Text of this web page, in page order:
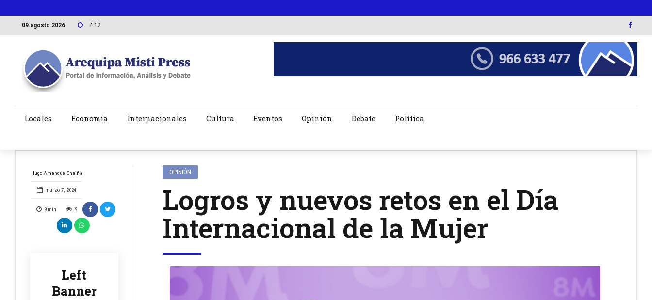
09.agosto 2026 4:12
Locales Economía Internacionales Cultura Eventos Opinión Debate Política
Hugo Amanque Chaiña
marzo 7, 2024
9 min 9
Left
Banner
OPINIÓN
Logros y nuevos retos en el Día
Internacional de la Mujer